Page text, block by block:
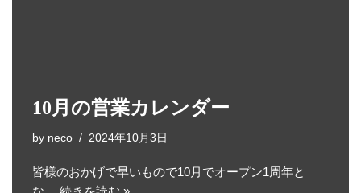
10月の営業カレンダー
by neco 2024年10月3日
皆様のおかげで早いもので10月でオープン1周年と